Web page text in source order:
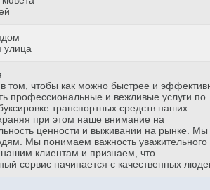
улица
том, чтобы как можно быстрее и
профессиональные и вежливые услуги по
транспортных средств наших
при этом наше внимание на
ценности и выживании на рынке. Мы
Мы понимаем важность уважительного
клиентам и признаем, что
сервис начинается с качественных